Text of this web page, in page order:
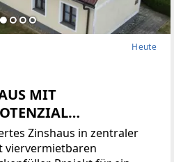
Heute
MIT
Zinshaus in zentraler
viervermietbaren